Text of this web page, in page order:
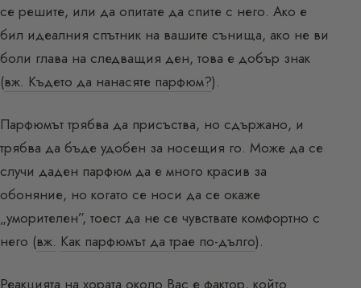
се решите, или да опитате да спите с него. Ако е
бил идеалния спътник на вашите сънища, ако не ви
боли глава на следващия ден, това е добър знак
(вж. Където да нанасяте парфюм?).
Парфюмът трябва да присъства, но сдържано, и
трябва да бъде удобен за носещия го. Може да се
случи даден парфюм да е много красив за
обоняние, но когато се носи да се окаже
„уморителен”, тоест да не се чувствате комфортно с
него (вж. Как парфюмът да трае по-дълго).
Реакцията на хората около Вас е фактор, който